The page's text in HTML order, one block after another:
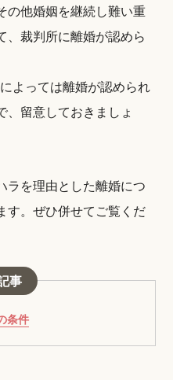
の他婚姻を継続し難い重
、裁判所に離婚が認めら
よっては離婚が認められ
、留意しておきましょ
ラを理由とした離婚につ
す。ぜひ併せてご覧くだ
事
条件